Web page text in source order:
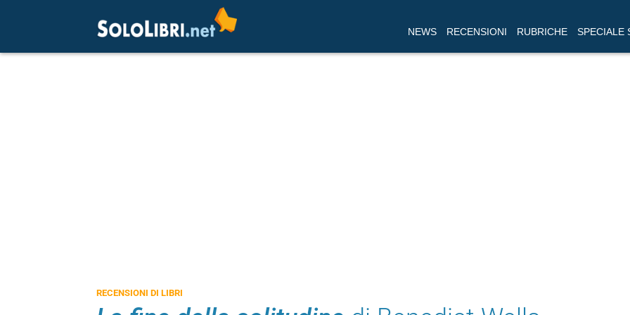
NEWS RECENSIONI RUBRICHE SPECIALE
RECENSIONI DI LIBRI